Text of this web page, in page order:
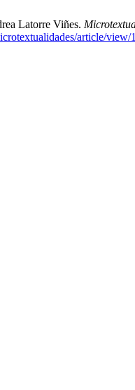
Latorre Viñes.
article/view/